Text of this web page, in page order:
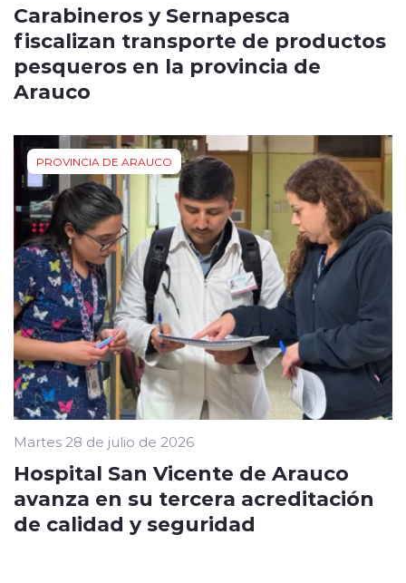
Carabineros y Sernapesca
fiscalizan transporte de productos
pesqueros en la provincia de
Arauco
PROVINCIA DE ARAUCO
Martes 28 de julio de 2026
Hospital San Vicente de Arauco
avanza en su tercera acreditación
de calidad y seguridad